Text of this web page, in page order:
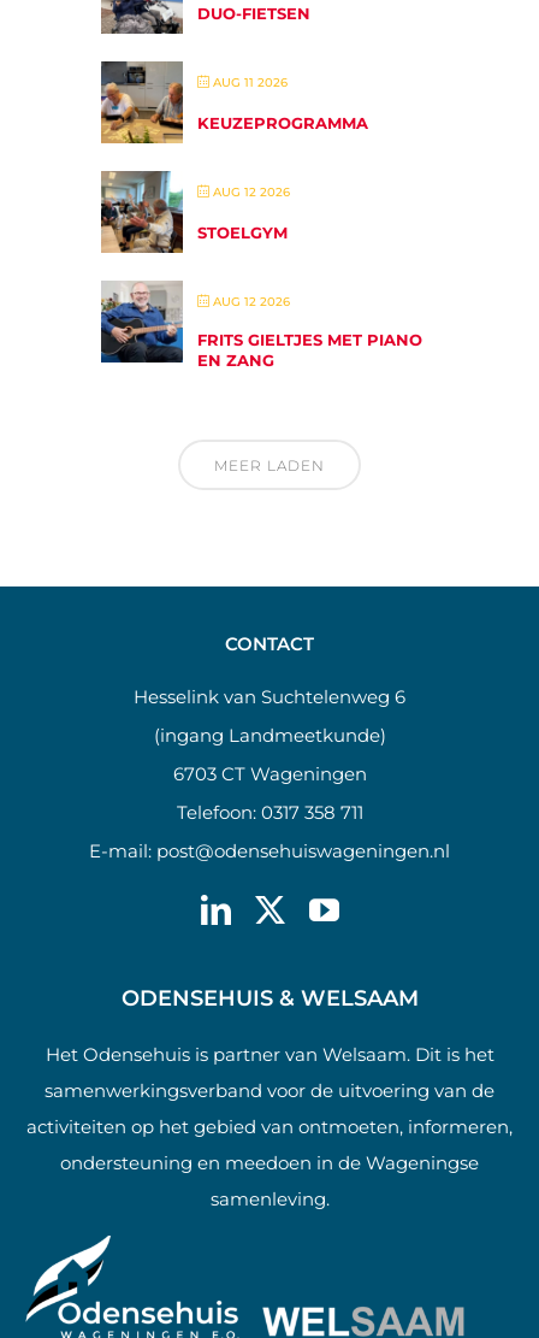
DUO-FIETSEN
AUG 11 2026
KEUZEPROGRAMMA
AUG 12 2026
STOELGYM
AUG 12 2026
FRITS GIELTJES MET PIANO
EN ZANG
MEER LADEN
CONTACT
Hesselink van Suchtelenweg 6
(ingang Landmeetkunde)
6703 CT Wageningen
Telefoon: 0317 358 711
E-mail: post@odensehuiswageningen.nl
ODENSEHUIS & WELSAAM
Het Odensehuis is partner van Welsaam. Dit is het
samenwerkingsverband voor de uitvoering van de
activiteiten op het gebied van ontmoeten, informeren,
ondersteuning en meedoen in de Wageningse
samenleving.